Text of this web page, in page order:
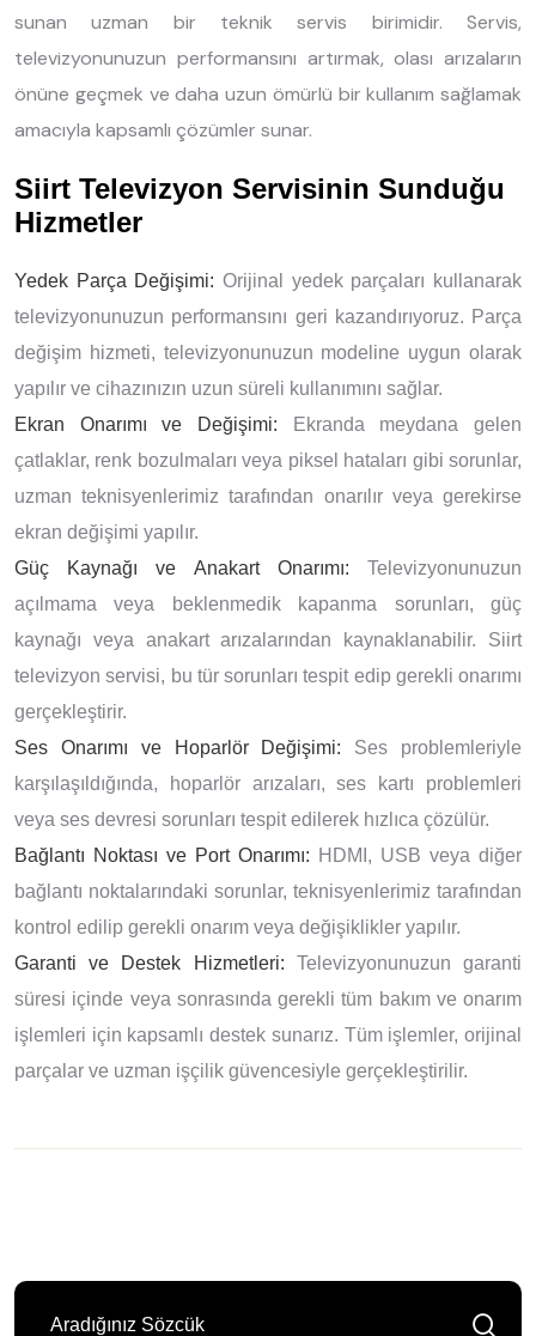
sunan uzman bir teknik servis birimidir. Servis,
televizyonunuzun performansını artırmak, olası arızaların
önüne geçmek ve daha uzun ömürlü bir kullanım sağlamak
amacıyla kapsamlı çözümler sunar.
Siirt Televizyon Servisinin Sunduğu
Hizmetler
Yedek Parça Değişimi: Orijinal yedek parçaları kullanarak
televizyonunuzun performansını geri kazandırıyoruz. Parça
değişim hizmeti, televizyonunuzun modeline uygun olarak
yapılır ve cihazınızın uzun süreli kullanımını sağlar.
Ekran Onarımı ve Değişimi: Ekranda meydana gelen
çatlaklar, renk bozulmaları veya piksel hataları gibi sorunlar,
uzman teknisyenlerimiz tarafından onarılır veya gerekirse
ekran değişimi yapılır.
Güç Kaynağı ve Anakart Onarımı: Televizyonunuzun
açılmama veya beklenmedik kapanma sorunları, güç
kaynağı veya anakart arızalarından kaynaklanabilir. Siirt
televizyon servisi, bu tür sorunları tespit edip gerekli onarımı
gerçekleştirir.
Ses Onarımı ve Hoparlör Değişimi: Ses problemleriyle
karşılaşıldığında, hoparlör arızaları, ses kartı problemleri
veya ses devresi sorunları tespit edilerek hızlıca çözülür.
Bağlantı Noktası ve Port Onarımı: HDMI, USB veya diğer
bağlantı noktalarındaki sorunlar, teknisyenlerimiz tarafından
kontrol edilip gerekli onarım veya değişiklikler yapılır.
Garanti ve Destek Hizmetleri: Televizyonunuzun garanti
süresi içinde veya sonrasında gerekli tüm bakım ve onarım
işlemleri için kapsamlı destek sunarız. Tüm işlemler, orijinal
parçalar ve uzman işçilik güvencesiyle gerçekleştirilir.